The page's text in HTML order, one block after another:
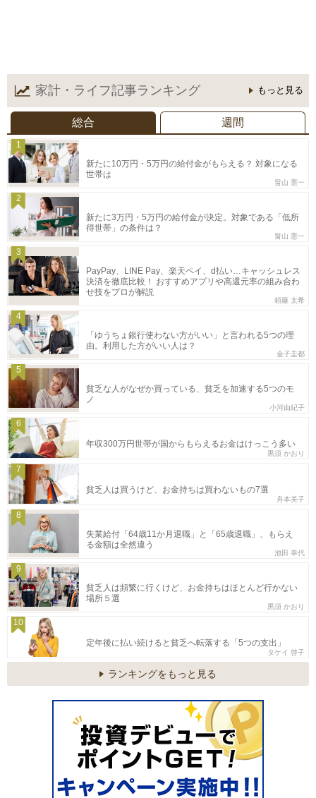
家計・ライフ記事ランキング もっと見る
総合 週間
1
新たに10万円・5万円の給付金がもらえる？ 対象になる
世帯は
畠山 憲一
2
新たに3万円・5万円の給付金が決定。対象である「低所
得世帯」の条件は？
畠山 憲一
3
PayPay、LINE Pay、楽天ペイ、d払い…キャッシュレス
決済を徹底比較！ おすすめアプリや高還元率の組み合わ
せ技をプロが解説
頼藤 太希
4
「ゆうちょ銀行使わない方がいい」と言われる5つの理
由。利用した方がいい人は？
金子圭都
5
貧乏な人がなぜか買っている、貧乏を加速する5つのモ
ノ
小河由紀子
6
年収300万円世帯が国からもらえるお金はけっこう多い
黒須 かおり
7
貧乏人は買うけど、お金持ちは買わないもの7選
舟本美子
8
失業給付「64歳11か月退職」と「65歳退職」、もらえ
る金額は全然違う
池田 幸代
9
貧乏人は頻繁に行くけど、お金持ちはほとんど行かない
場所５選
黒須 かおり
10
定年後に払い続けると貧乏へ転落する「5つの支出」
タケイ 啓子
ランキングをもっと見る